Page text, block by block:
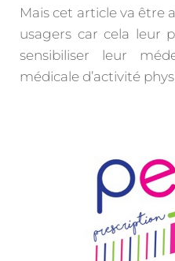
Mais cet article va être
usagers car cela leur
sensibiliser leur
médicale d’activité